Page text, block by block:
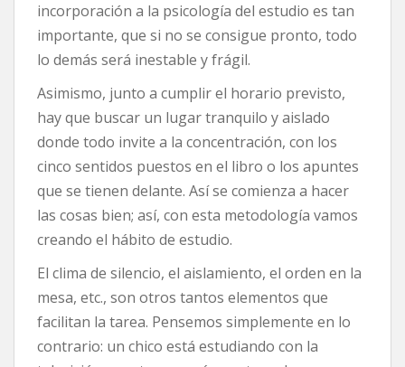
incorporación a la psicología del estudio es tan
importante, que si no se consigue pronto, todo
lo demás será inestable y frágil.
Asimismo, junto a cumplir el horario previsto,
hay que buscar un lugar tranquilo y aislado
donde todo invite a la concentración, con los
cinco sentidos puestos en el libro o los apuntes
que se tienen delante. Así se comienza a hacer
las cosas bien; así, con esta metodología vamos
creando el hábito de estudio.
El clima de silencio, el aislamiento, el orden en la
mesa, etc., son otros tantos elementos que
facilitan la tarea. Pensemos simplemente en lo
contrario: un chico está estudiando con la